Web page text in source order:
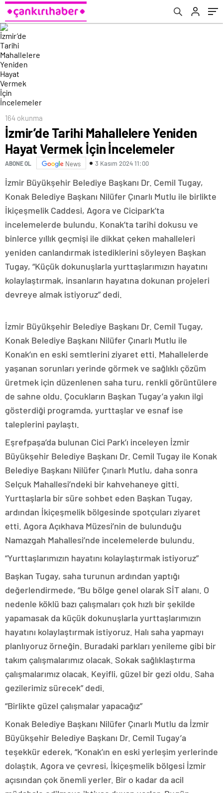
164 okunma
İzmir’de Tarihi Mahallelere Yeniden
Hayat Vermek İçin İncelemeler
ABONE OL News 3 Kasım 2024 11:00
İzmir Büyükşehir Belediye Başkanı Dr. Cemil Tugay,
Konak Belediye Başkanı Nilüfer Çınarlı Mutlu ile birlikte
İkiçeşmelik Caddesi, Agora ve Cicipark’ta
incelemelerde bulundu. Konak’ta tarihi dokusu ve
binlerce yıllık geçmişi ile dikkat çeken mahalleleri
yeniden canlandırmak istediklerini söyleyen Başkan
Tugay, “Küçük dokunuşlarla yurttaşlarımızın hayatını
kolaylaştırmak, insanların hayatına dokunan projeleri
devreye almak istiyoruz” dedi.
İzmir Büyükşehir Belediye Başkanı Dr. Cemil Tugay,
Konak Belediye Başkanı Nilüfer Çınarlı Mutlu ile
Konak’ın en eski semtlerini ziyaret etti. Mahallelerde
yaşanan sorunları yerinde görmek ve sağlıklı çözüm
üretmek için düzenlenen saha turu, renkli görüntülere
de sahne oldu. Çocukların Başkan Tugay’a yakın ilgi
gösterdiği programda, yurttaşlar ve esnaf ise
taleplerini paylaştı.
Eşrefpaşa’da bulunan Cici Park’ı inceleyen İzmir
Büyükşehir Belediye Başkanı Dr. Cemil Tugay ile Konak
Belediye Başkanı Nilüfer Çınarlı Mutlu, daha sonra
Selçuk Mahallesi’ndeki bir kahvehaneye gitti.
Yurttaşlarla bir süre sohbet eden Başkan Tugay,
ardından İkiçeşmelik bölgesinde spotçuları ziyaret
etti. Agora Açıkhava Müzesi’nin de bulunduğu
Namazgah Mahallesi’nde incelemelerde bulundu.
“Yurttaşlarımızın hayatını kolaylaştırmak istiyoruz”
Başkan Tugay, saha turunun ardından yaptığı
değerlendirmede, “Bu bölge genel olarak SİT alanı. O
nedenle köklü bazı çalışmaları çok hızlı bir şekilde
yapamasak da küçük dokunuşlarla yurttaşlarımızın
hayatını kolaylaştırmak istiyoruz. Halı saha yapmayı
planlıyoruz örneğin. Buradaki parkları yenileme gibi bir
takım çalışmalarımız olacak. Sokak sağlıklaştırma
çalışmalarımız olacak. Keyifli, güzel bir gezi oldu. Saha
gezilerimiz sürecek” dedi.
“Birlikte güzel çalışmalar yapacağız”
Konak Belediye Başkanı Nilüfer Çınarlı Mutlu da İzmir
Büyükşehir Belediye Başkanı Dr. Cemil Tugay’a
teşekkür ederek, “Konak’ın en eski yerleşim yerlerinde
dolaştık. Agora ve çevresi, İkiçeşmelik bölgesi İzmir
açısından çok önemli yerler. Bir o kadar da acil